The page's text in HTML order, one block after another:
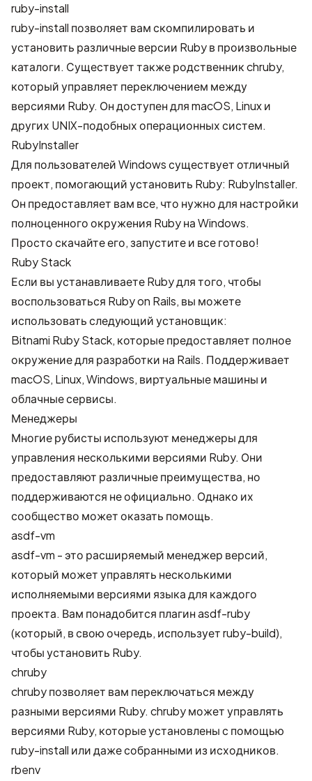
ruby-install
ruby-install позволяет вам скомпилировать и
установить различные версии Ruby в произвольные
каталоги. Существует также родственникchruby,
который управляет переключением между
версиями Ruby. Он доступен для macOS, Linux и
других UNIX-подобных операционных систем.
RubyInstaller
Для пользователей Windows существует отличный
проект, помогающий установить Ruby: RubyInstaller.
Он предоставляет вам все, что нужно для настройки
полноценного окружения Ruby на Windows.
Просто скачайте его, запустите и все готово!
Ruby Stack
Если вы устанавливаете Ruby для того, чтобы
воспользоваться Ruby on Rails, вы можете
использовать следующий установщик:
Bitnami Ruby Stack, которые предоставляет полное
окружение для разработки на Rails. Поддерживает
macOS, Linux, Windows, виртуальные машины и
облачные сервисы.
Менеджеры
Многие рубисты используют менеджеры для
управления несколькими версиями Ruby. Они
предоставляют различные преимущества, но
поддерживаются не официально. Однако их
сообщество может оказать помощь.
asdf-vm
asdf-vm - это расширяемый менеджер версий,
который может управлять несколькими
исполняемыми версиями языка для каждого
проекта. Вам понадобится плагинasdf-ruby
(который, в свою очередь, используетruby-build),
чтобы установить Ruby.
chruby
chrubyпозволяет вам переключаться между
разными версиями Ruby. chruby может управлять
версиями Ruby, которые установлены с помощью
ruby-install или даже собранными из исходников.
rbenv